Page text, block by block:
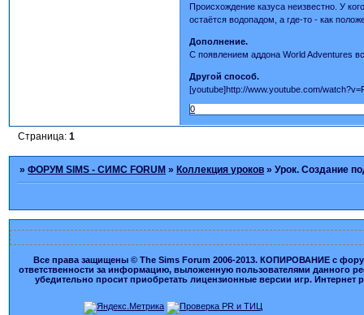
Происхождение казуса неизвестно. У
остаётся водопадом, а где-то - как
Дополнение.
С появлением аддона World Adventures
Другой способ.
[youtube]http://www.youtube.com/
0
Страница:1
»ФОРУМ SIMS - СИМС FORUM » Коллекция уроков »Урок. Создание
Все права защищены © The Sims Forum 2006-2013. КОПИРОВАНИЕ с
ответственности за информацию, выложенную пользователями данного
убедительно просит приобретать лицензионные версии игр.